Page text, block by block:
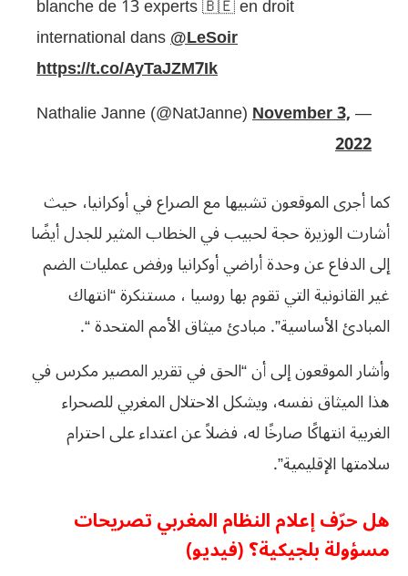
international dans@LeSoir
https://t.co/AyTaJZM7Ik
— Nathalie Janne (@NatJanne)
November 3,
2022
كما أجرى الموقعون تشبيها مع الصراع في أوكرانيا، حيث
أشارت الوزيرة حجة لحبيب في الخطاب المثير للجدل أيضًا
إلى الدفاع عن وحدة أراضي أوكرانيا ورفض عمليات الضم
غير القانونية التي تقوم بها روسيا ، مستنكرة “انتهاك
المبادئ الأساسية”. مبادئ ميثاق الأمم المتحدة “.
وأشار الموقعون إلى أن “الحق في تقرير المصير مكرس في
هذا الميثاق نفسه، ويشكل الاحتلال المغربي للصحراء
الغربية انتهاكًا صارخًا له، فضلاً عن اعتداء على احترام
سلامتها الإقليمية”.
هل حرّف إعلام النظام المغربي تصريحات
مسؤولة بلجيكية؟ (فيديو)